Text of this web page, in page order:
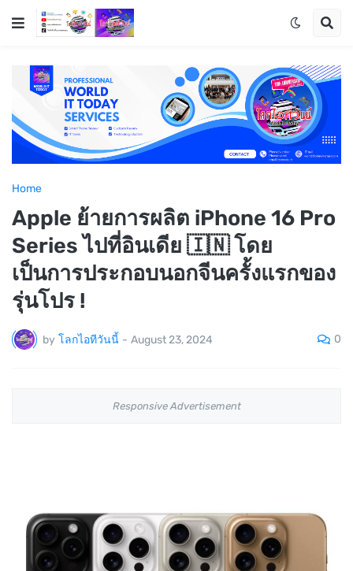
Home
Apple ย้ายการผลิต iPhone 16 Pro
Series ไปที่อินเดีย 🇮🇳 โดย
เป็นการประกอบนอกจีนครั้งแรกของ
รุ่นโปร !
by โลกไอทีวันนี้ - August 23, 2024 0
Responsive Advertisement